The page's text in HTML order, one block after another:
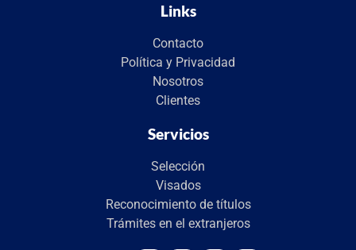
Links
Contacto
Política y Privacidad
Nosotros
Clientes
Servicios
Selección
Visados
Reconocimiento de títulos
Trámites en el extranjeros